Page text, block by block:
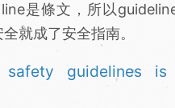
是條文，所以
就成了安全指南。
safety guidelines